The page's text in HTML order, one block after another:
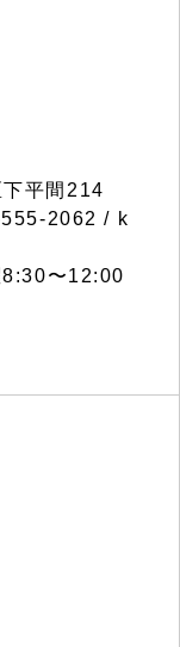
平間214
2062 / k
〜12:00